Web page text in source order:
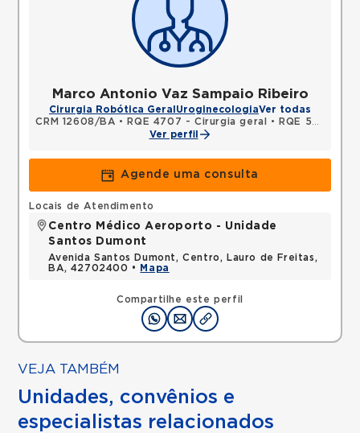
Marco Antonio Vaz Sampaio Ribeiro
Cirurgia Robótica Geral UroginecologiaVer todas
CRM 12608/BA • RQE 4707 - Cirurgia geral •
RQE 5009 - Urologia
Ver perfil
Agende uma consulta
Compartilhe este perfil
Locais de Atendimento
Centro Médico Aeroporto - Unidade
Santos Dumont
Avenida Santos Dumont, Centro, Lauro de Freitas,
BA, 42702400 •
Mapa
VEJA TAMBÉM
Unidades, convênios e
especialistas relacionados